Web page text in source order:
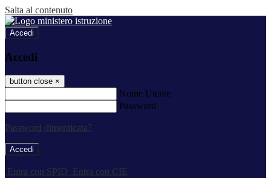
Salta al contenuto
Accedi
Accedi
button close ×
Nome Utente
Password
Password dimenticata?
-
Entra con SPID
Entra con CIE